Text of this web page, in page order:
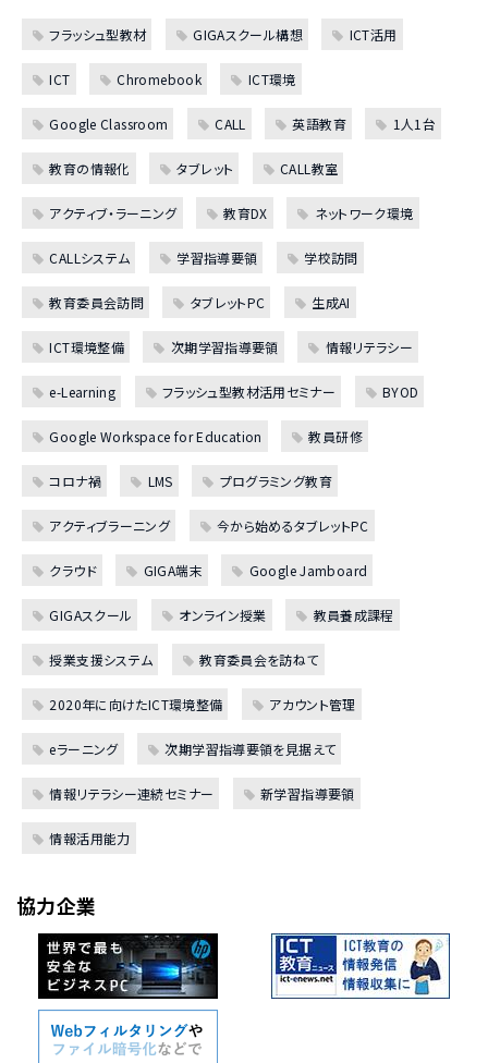
フラッシュ型教材 GIGAスクール構想 ICT活用
ICT Chromebook ICT環境
Google Classroom CALL 英語教育 1人1台
教育の情報化 タブレット CALL教室
アクティブ・ラーニング 教育DX ネットワーク環境
CALLシステム 学習指導要領 学校訪問
教育委員会訪問 タブレットPC 生成AI
ICT環境整備 次期学習指導要領 情報リテラシー
e-Learning フラッシュ型教材活用セミナー BYOD
Google Workspace for Education 教員研修
コロナ禍 LMS プログラミング教育
アクティブラーニング 今から始めるタブレットPC
クラウド GIGA端末 Google Jamboard
GIGAスクール オンライン授業 教員養成課程
授業支援システム 教育委員会を訪ねて
2020年に向けたICT環境整備 アカウント管理
eラーニング 次期学習指導要領を見据えて
情報リテラシー連続セミナー 新学習指導要領
情報活用能力
協力企業